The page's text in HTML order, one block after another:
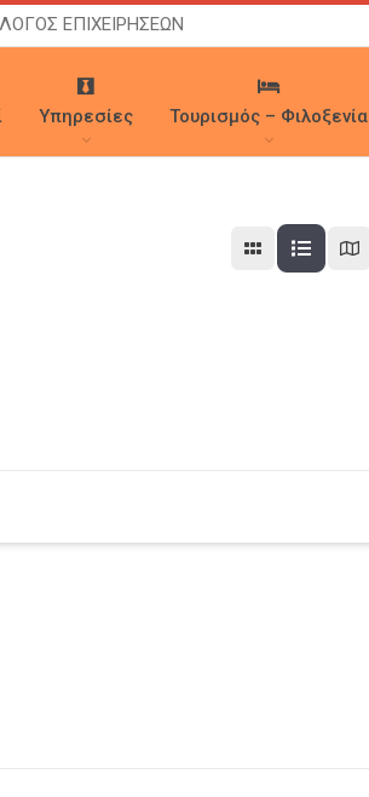
ΕΠΙΧΕΙΡΗΣΕΩΝ
Υπηρεσίες Τουρισμός – Φιλοξενία